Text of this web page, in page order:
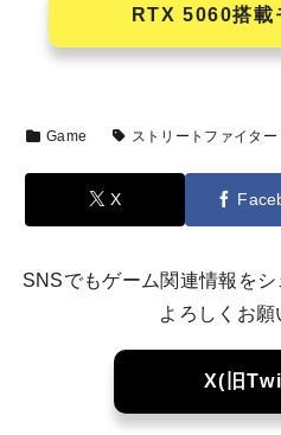
RTX 5060搭載
Game ストリートファイター
X
SNSでもゲーム関連情報を
よろしくお願
X(旧